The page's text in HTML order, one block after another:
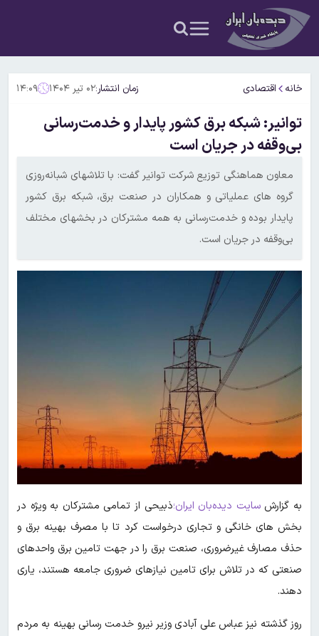
خانه اقتصادی زمان انتشار:۰۲ تیر ۱۴۰۴ ۱۴:۰۹
توانیر: شبکه برق کشور پایدار و خدمت‌رسانی
بی‌وقفه در جریان است
معاون هماهنگی توزیع شرکت توانیر گفت: با تلاشهای شبانه‌روزی
گروه های عملیاتی و همکاران در صنعت برق، شبکه برق کشور
پایدار بوده و خدمت‌رسانی به همه مشترکان در بخشهای مختلف
بی‌وقفه در جریان است.
به گزارشسایت دیده‌بان ایران؛ذبیحی از تمامی مشترکان به ویژه در
بخش های خانگی و تجاری درخواست کرد تا با مصرف بهینه برق و
حذف مصارف غیرضروری، صنعت برق را در جهت تامین برق واحدهای
صنعتی که در تلاش برای تامین نیازهای ضروری جامعه هستند، یاری
دهند.
روز گذشته نیز عباس علی آبادی وزیر نیرو خدمت رسانی بهینه به مردم